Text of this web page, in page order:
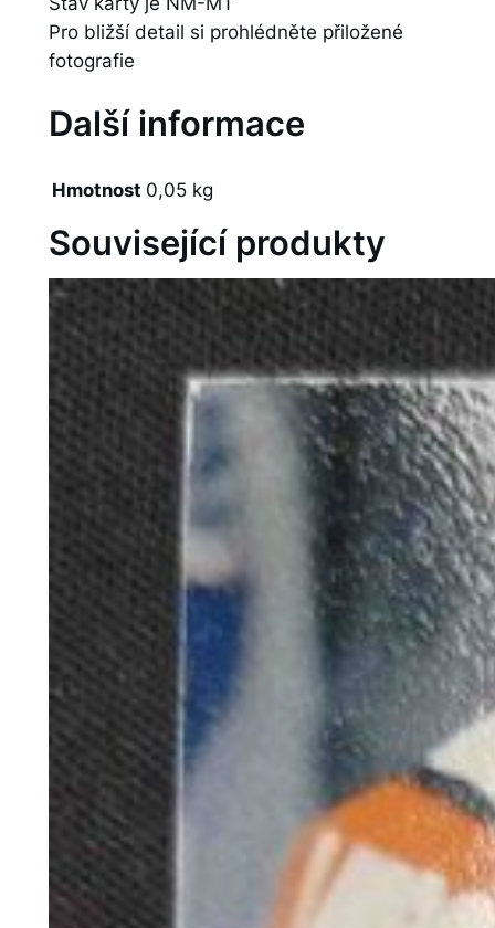
Pro bližší detail si prohlédněte přiložené
fotografie
Další informace
Hmotnost 0,05 kg
Související produkty